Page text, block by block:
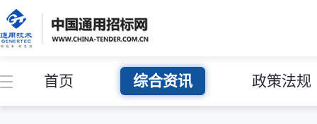
首页 综合资讯 政策法规